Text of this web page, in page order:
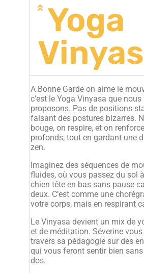
Yoga
A Bonne Garde on aime le
c’est le Yoga Vinyasa que
proposons. Pas de positions
faisant des postures bizarres.
bouge, on respire, et on
profonds, tout en gardant une
zen.
Imaginez des séquences de
fluides, où vous passez du sol
chien tête en bas sans pause
deux. C’est comme une
votre corps, mais en respirant
Le Vinyasa devient un mix de
et de méditation. Séverine
travers sa pédagogie sur des
qui vous feront sentir bien
dos.